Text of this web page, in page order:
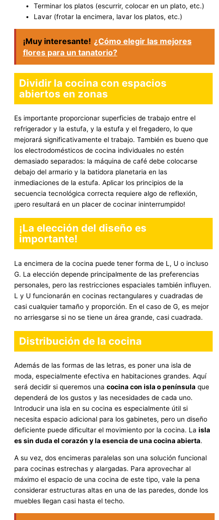
Terminar los platos (escurrir, colocar en un plato, etc.)
Lavar (frotar la encimera, lavar los platos, etc.)
¡Muy interesante! ¿Cómo elegir las mejores
flores para un tanatorio?
Dividir la cocina con espacios
abiertos en zonas
Es importante proporcionar superficies de trabajo entre el
refrigerador y la estufa, y la estufa y el fregadero, lo que
mejorará significativamente el trabajo. También es bueno que
los electrodomésticos de cocina individuales no estén
demasiado separados: la máquina de café debe colocarse
debajo del armario y la batidora planetaria en las
inmediaciones de la estufa. Aplicar los principios de la
secuencia tecnológica correcta requiere algo de reflexión,
¡pero resultará en un placer de cocinar ininterrumpido!
¡La elección del diseño es
importante!
La encimera de la cocina puede tener forma de L, U o incluso
G. La elección depende principalmente de las preferencias
personales, pero las restricciones espaciales también influyen.
L y U funcionarán en cocinas rectangulares y cuadradas de
casi cualquier tamaño y proporción. En el caso de G, es mejor
no arriesgarse si no se tiene un área grande, casi cuadrada.
Distribución de la cocina
Además de las formas de las letras, es poner una isla de
moda, especialmente efectiva en habitaciones grandes. Aquí
será decidir si queremos unacocina con isla o península que
dependerá de los gustos y las necesidades de cada uno.
Introducir una isla en su cocina es especialmente útil si
necesita espacio adicional para los gabinetes, pero un diseño
deficiente puede dificultar el movimiento por la cocina. Laisla
es sin duda el corazón y la esencia de una cocina abierta.
A su vez, dos encimeras paralelas son una solución funcional
para cocinas estrechas y alargadas. Para aprovechar al
máximo el espacio de una cocina de este tipo, vale la pena
considerar estructuras altas en una de las paredes, donde los
muebles llegan casi hasta el techo.